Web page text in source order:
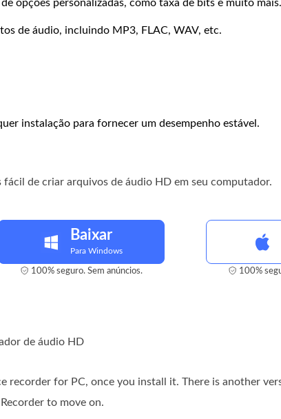
opções personalizadas, como taxa de bits e muito mais.
de áudio, incluindo MP3, FLAC, WAV, etc.
instalação para fornecer um desempenho estável.
fácil de criar arquivos de áudio HD em seu computador.
Baixar
Para Windows
100% seguro. Sem anúncios. 100%
de áudio HD
recorder for PC, once you install it. There is another
to move on.